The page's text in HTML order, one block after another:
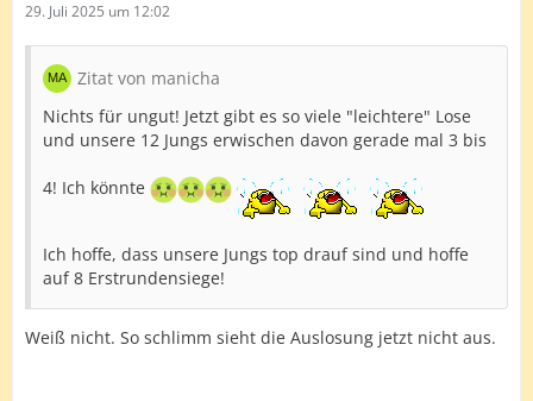
29. Juli 2025 um 12:02
Zitat von manicha
Nichts für ungut! Jetzt gibt es so viele "leichtere" Lose
und unsere 12 Jungs erwischen davon gerade mal 3 bis
4! Ich könnte
Ich hoffe, dass unsere Jungs top drauf sind und hoffe
auf 8 Erstrundensiege!
Weiß nicht. So schlimm sieht die Auslosung jetzt nicht aus.